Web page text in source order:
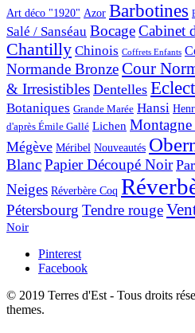
Art déco "1920" Azor Barbotines
Salé / Sanséau BocageCabinet
Chantilly Chinois Coffrets Enfants
Normande BronzeCour
& Irresistibles Dentelles
Botaniques Grande Marée Hansi
d'après Émile Gallé Lichen
Mégève Méribel Nouveautés
BlancPapier Découpé Noir
Neiges Réverbère Coq
Pétersbourg Tendre rouge
Noir
Pinterest
Facebook
© 2019 Terres d'Est - Tous droits
themes.